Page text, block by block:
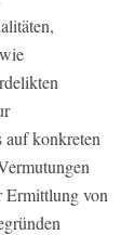
auf konkreten
Ermittlung von